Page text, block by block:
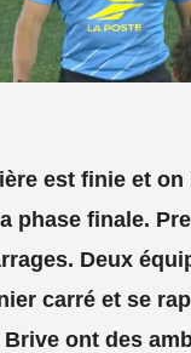
est finie et on
phase finale.
Deux
carré et se
Brive ont des